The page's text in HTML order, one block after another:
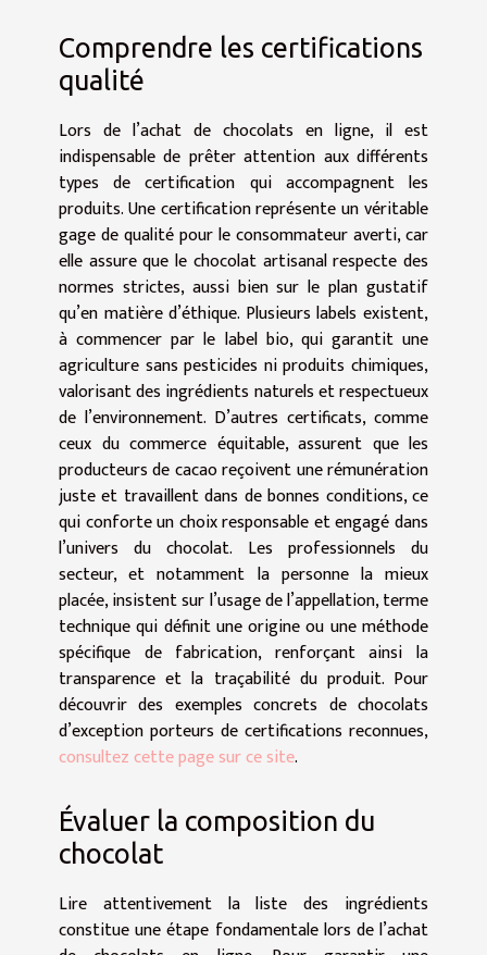
Comprendre les certifications
qualité
Lors de l’achat de chocolats en ligne, il est
indispensable de prêter attention aux différents
types de certification qui accompagnent les
produits. Une certification représente un véritable
gage de qualité pour le consommateur averti, car
elle assure que le chocolat artisanal respecte des
normes strictes, aussi bien sur le plan gustatif
qu’en matière d’éthique. Plusieurs labels existent,
à commencer par le label bio, qui garantit une
agriculture sans pesticides ni produits chimiques,
valorisant des ingrédients naturels et respectueux
de l’environnement. D’autres certificats, comme
ceux du commerce équitable, assurent que les
producteurs de cacao reçoivent une rémunération
juste et travaillent dans de bonnes conditions, ce
qui conforte un choix responsable et engagé dans
l’univers du chocolat. Les professionnels du
secteur, et notamment la personne la mieux
placée, insistent sur l’usage de l’appellation, terme
technique qui définit une origine ou une méthode
spécifique de fabrication, renforçant ainsi la
transparence et la traçabilité du produit. Pour
découvrir des exemples concrets de chocolats
d’exception porteurs de certifications reconnues,
consultez cette page sur ce site.
Évaluer la composition du
chocolat
Lire attentivement la liste des ingrédients
constitue une étape fondamentale lors de l’achat